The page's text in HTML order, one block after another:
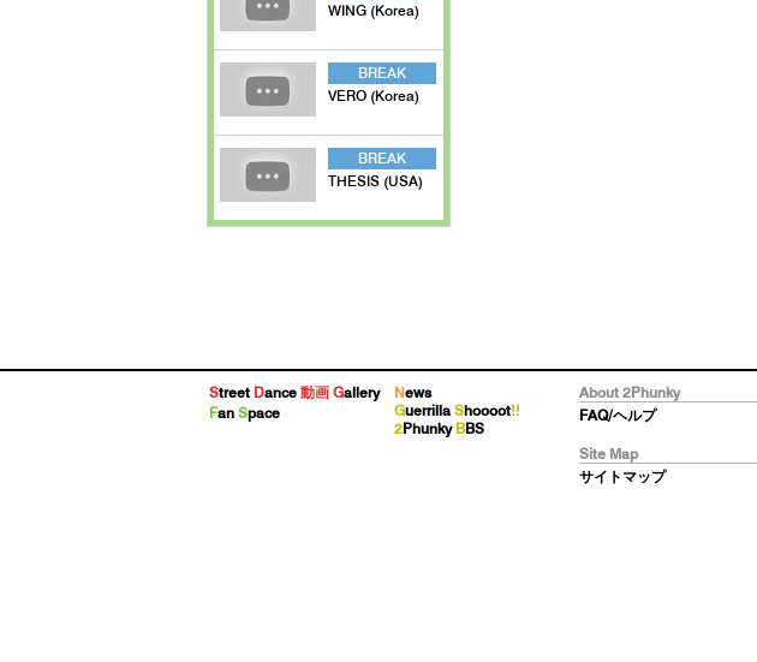
WING (Korea)
BREAK
VERO (Korea)
BREAK
THESIS (USA)
Street Dance 動画 Gallery
Fan Space
News
Guerrilla Shoooot!!
2Phunky BBS
About 2Phunky
FAQ/ヘルプ
Site Map
サイトマップ